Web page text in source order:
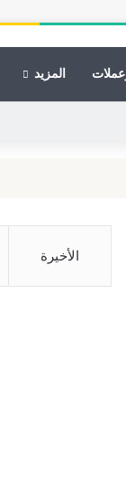
المزيد
الأخيرة